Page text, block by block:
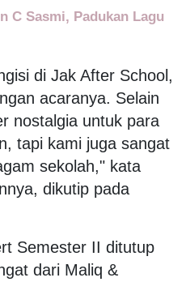
C Sasmi, Padukan Lagu
di Jak After School,
acaranya. Selain
nostalgia untuk para
tapi kami juga sangat
sekolah," kata
dikutip pada
Semester II ditutup
dari Maliq &